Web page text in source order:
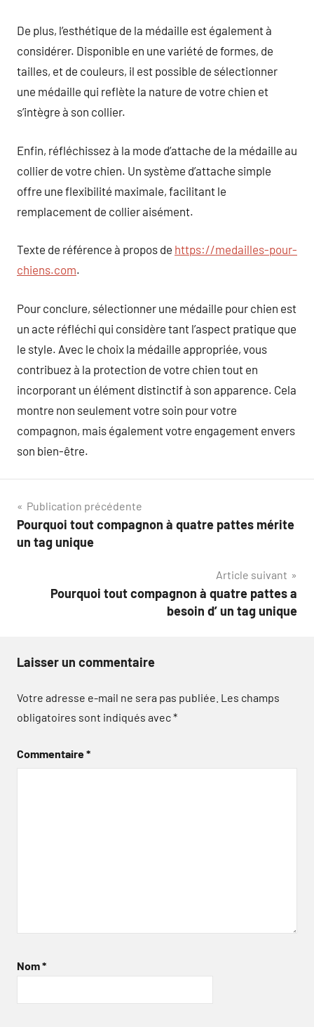
De plus, l’esthétique de la médaille est également à
considérer. Disponible en une variété de formes, de
tailles, et de couleurs, il est possible de sélectionner
une médaille qui reflète la nature de votre chien et
s’intègre à son collier.
Enfin, réfléchissez à la mode d’attache de la médaille au
collier de votre chien. Un système d’attache simple
offre une flexibilité maximale, facilitant le
remplacement de collier aisément.
Texte de référence à propos de https://medailles-pour-
chiens.com.
Pour conclure, sélectionner une médaille pour chien est
un acte réfléchi qui considère tant l’aspect pratique que
le style. Avec le choix la médaille appropriée, vous
contribuez à la protection de votre chien tout en
incorporant un élément distinctif à son apparence. Cela
montre non seulement votre soin pour votre
compagnon, mais également votre engagement envers
son bien-être.
Navigation
de
Publication précédente
Pourquoi tout compagnon à quatre pattes mérite
un tag unique
Article suivant
Pourquoi tout compagnon à quatre pattes a
besoin d’ un tag unique
Laisser un commentaire
Votre adresse e-mail ne sera pas publiée. Les champs
obligatoires sont indiqués avec*
Commentaire*
Nom*